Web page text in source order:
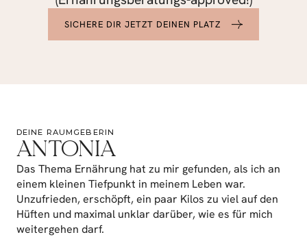
SICHERE DIR JETZT DEINEN PLATZ
DEINE RAUMGEBERIN
ANTONIA
Das Thema Ernährung hat zu mir gefunden, als ich an
einem kleinen Tiefpunkt in meinem Leben war.
Unzufrieden, erschöpft, ein paar Kilos zu viel auf den
Hüften und maximal unklar darüber, wie es für mich
weitergehen darf.